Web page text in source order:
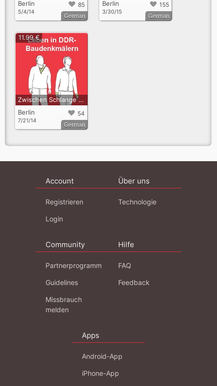
85
Berlin
5/4/14
German
155
Berlin
3/30/15
German
Zwischen Schlange und Schwan. Audiotour über das Leben in DDR-Baudenkmälern
54
Berlin
7/21/14
11.99 €
German
Account
Registrieren
Login
Über uns
Technologie
Community
Partnerprogramm
Guidelines
Missbrauch
melden
Hilfe
FAQ
Feedback
Apps
Android-App
iPhone-App